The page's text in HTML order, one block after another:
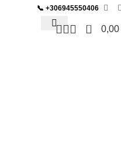
📞 +306945550406
0 0,00